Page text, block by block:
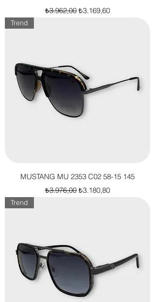
Normal Fiyat
₺3.962,00 İndirimli Fiyat
₺3.169,60
Trend
MUSTANG MU 2353 C02 58-15 145
Normal Fiyat
₺3.976,00 İndirimli Fiyat
₺3.180,80
Trend